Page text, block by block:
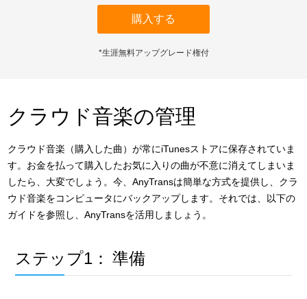
購入する
*生涯無料アップグレード権付
クラウド音楽の管理
クラウド音楽（購入した曲）が常にiTunesストアに保存されていま
す。お金を払って購入したお気に入りの曲が不意に消えてしまいま
したら、大変でしょう。今、AnyTransは簡単な方式を提供し、クラ
ウド音楽をコンピュータにバックアップします。それでは、以下の
ガイドを参照し、AnyTransを活用しましょう。
ステップ1： 準備